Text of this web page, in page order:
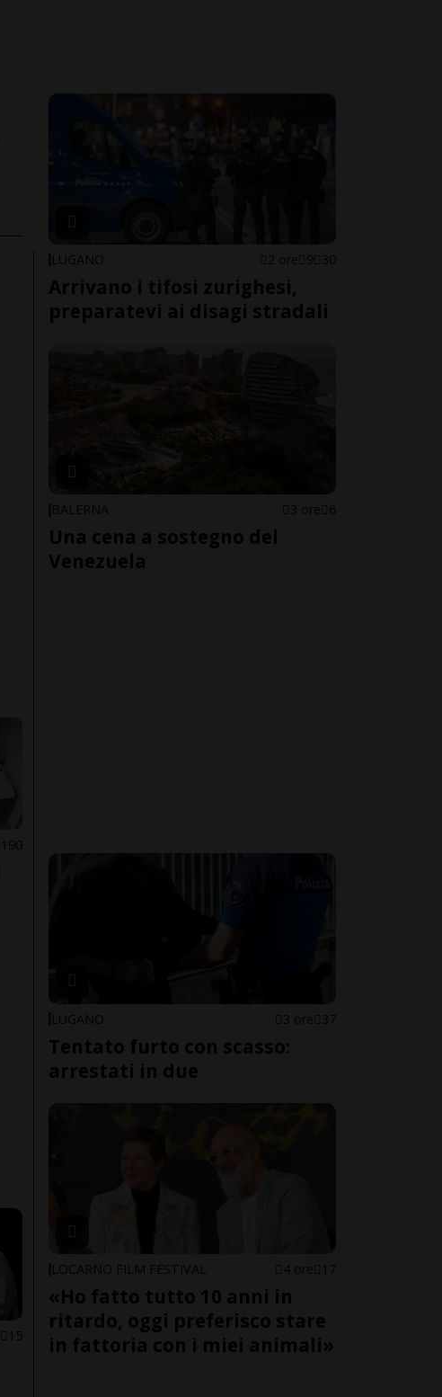
190
15
LUGANO 2 ore 9 30
Arrivano i tifosi zurighesi,
preparatevi ai disagi stradali
BALERNA 3 ore 6
Una cena a sostegno del
Venezuela
LUGANO 3 ore 37
Tentato furto con scasso:
arrestati in due
LOCARNO FILM FESTIVAL 4 ore 17
«Ho fatto tutto 10 anni in
ritardo, oggi preferisco stare
in fattoria con i miei animali»